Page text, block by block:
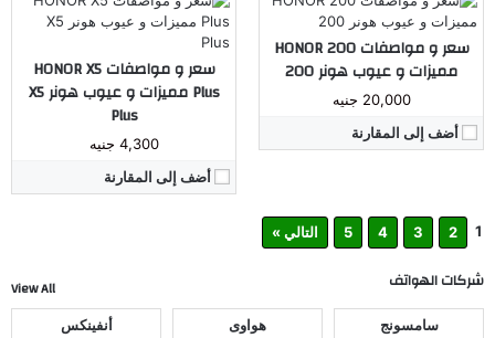
سعر و مواصفات HONOR 200
مميزات و عيوب هونر 200
20,000 جنيه
أضف إلى المقارنة
سعر و مواصفات HONOR X5
Plus مميزات و عيوب هونر X5
Plus
4,300 جنيه
أضف إلى المقارنة
1
2
3
4
5 التالي »
شركات الهواتف View All
سامسونج هواوى أنفينكس